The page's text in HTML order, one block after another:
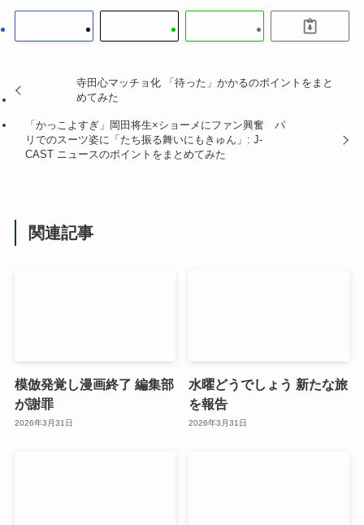
寺田心マッチョ化 「待った」かかるのポイントをまと
めてみた
「かっこよすぎ」岡田将生×ショーメにファン興奮 パ
リでのスーツ姿に「たち振る舞いにもきゅん」: J-
CAST ニュースのポイントをまとめてみた
関連記事
模倣発覚し漫画終了 編集部
が謝罪
2026年3月31日
水曜どうでしょう 新たな旅
を報告
2026年3月31日